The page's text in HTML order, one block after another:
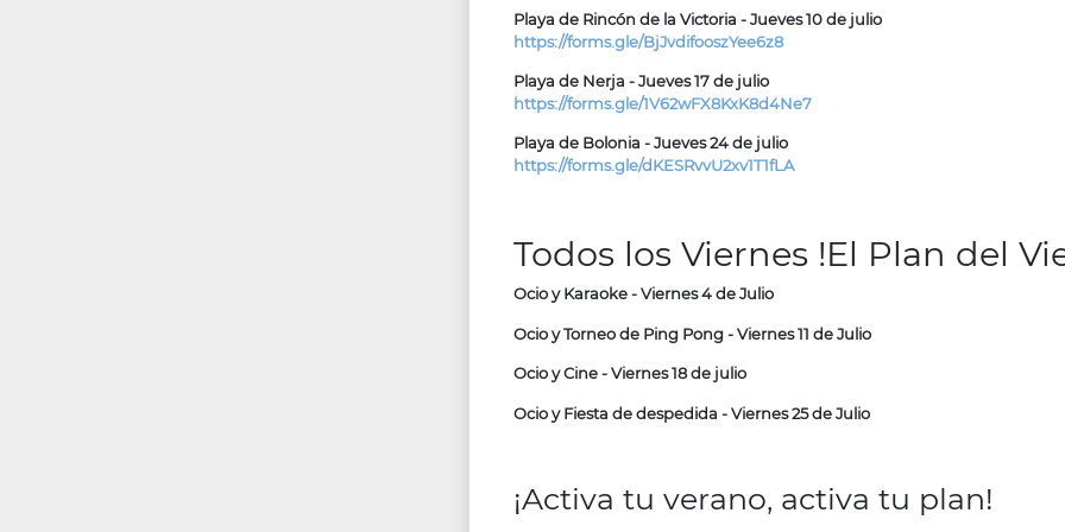
Playa de Rincón de la Victoria - Jueves 10 de julio
https://forms.gle/BjJvdifooszYee6z8
Playa de Nerja - Jueves 17 de julio
https://forms.gle/1V62wFX8KxK8d4Ne7
Playa de Bolonia - Jueves 24 de julio
https://forms.gle/dKESRvvU2xv1T1fLA
Todos los Viernes !El Plan del
Ocio y Karaoke - Viernes 4 de Julio
Ocio y Torneo de Ping Pong - Viernes 11 de Julio
Ocio y Cine - Viernes 18 de julio
Ocio y Fiesta de despedida - Viernes 25 de Julio
¡Activa tu verano, activa tu plan!